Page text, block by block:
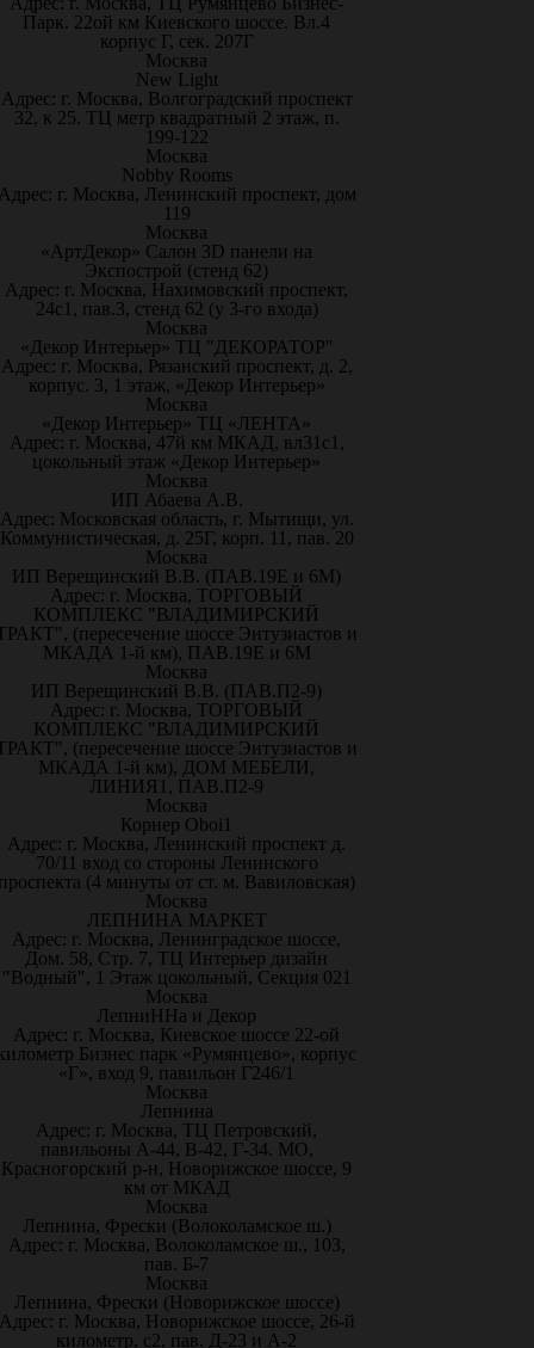
Парк. 22ой км Киевского шоссе. Вл.4
корпус Г, сек. 207Г
Москва
New Light
Адрес: г. Москва, Волгоградский проспект
32, к 25. ТЦ метр квадратный 2 этаж, п.
199-122
Москва
Nobby Rooms
г. Москва, Ленинский проспект, дом
119
Москва
«АртДекор» Салон 3D панели на
Экспострой (стенд 62)
Адрес: г. Москва, Нахимовский проспект,
24с1, пав.3, стенд 62 (у 3-го входа)
Москва
«Декор Интерьер» ТЦ "ДЕКОРАТОР"
Адрес: г. Москва, Рязанский проспект, д. 2,
корпус. 3, 1 этаж, «Декор Интерьер»
Москва
«Декор Интерьер» ТЦ «ЛЕНТА»
Адрес: г. Москва, 47й км МКАД, вл31с1,
цокольный этаж «Декор Интерьер»
Москва
ИП Абаева А.В.
Адрес: Московская область, г. Мытищи, ул.
Коммунистическая, д. 25Г, корп. 11, пав. 20
Москва
ИП Верещинский В.В. (ПАВ.19Е и 6М)
Адрес: г. Москва, ТОРГОВЫЙ
КОМПЛЕКС "ВЛАДИМИРСКИЙ
(пересечение шоссе Энтузиастов и
МКАДА 1-й км), ПАВ.19Е и 6М
Москва
ИП Верещинский В.В. (ПАВ.П2-9)
Адрес: г. Москва, ТОРГОВЫЙ
КОМПЛЕКС "ВЛАДИМИРСКИЙ
(пересечение шоссе Энтузиастов и
МКАДА 1-й км), ДОМ МЕБЕЛИ,
ЛИНИЯ1, ПАВ.П2-9
Москва
Корнер Oboi1
Адрес: г. Москва, Ленинский проспект д.
70/11 вход со стороны Ленинского
(4 минуты от ст. м. Вавиловская)
Москва
ЛЕПНИНА МАРКЕТ
Адрес: г. Москва, Ленинградское шоссе,
Дом. 58, Стр. 7, ТЦ Интерьер дизайн
"Водный", 1 Этаж цокольный, Секция 021
Москва
ЛепниННа и Декор
Адрес: г. Москва, Киевское шоссе 22-ой
Бизнес парк «Румянцево», корпус
«Г», вход 9, павильон Г246/1
Москва
Лепнина
Адрес: г. Москва, ТЦ Петровский,
павильоны А-44, В-42, Г-34. МО,
Красногорский р-н, Новорижское шоссе, 9
км от МКАД
Москва
Лепнина, Фрески (Волоколамское ш.)
Адрес: г. Москва, Волоколамское ш., 103,
пав. Б-7
Москва
Лепнина, Фрески (Новорижское шоссе)
г. Москва, Новорижское шоссе, 26-й
километр, с2, пав. Д-23 и А-2